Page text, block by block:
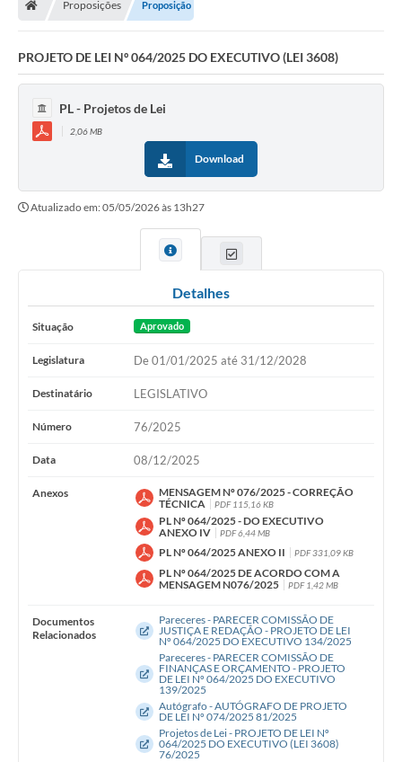
Legislação
Lei de Acesso à Informação
LGPD - Política de Privacidade
Diários Oficial
Arquivos para Download
Agenda
WebMail
FAQ / Perguntas e Respostas Frequentes
Proposições Proposição
PROJETO DE LEI Nº 064/2025 DO EXECUTIVO (LEI 3608)
PL - Projetos de Lei
2,06 MB
Download
Atualizado em: 05/05/2026 às 13h27
Detalhes
Situação Aprovado
Legislatura De 01/01/2025 até 31/12/2028
Destinatário LEGISLATIVO
Número 76/2025
Data 08/12/2025
Anexos
MENSAGEM Nº 076/2025 - CORREÇÃO
TÉCNICA
PDF 115,16 KB
PL Nº 064/2025 - DO EXECUTIVO
ANEXO IV
PDF 6,44 MB
PL Nº 064/2025 ANEXO II PDF 331,09 KB
PL Nº 064/2025 DE ACORDO COM A
MENSAGEM N076/2025
PDF 1,42 MB
Documentos
Relacionados
Pareceres - PARECER COMISSÃO DE
JUSTIÇA E REDAÇÃO - PROJETO DE LEI
Nº 064/2025 DO EXECUTIVO 134/2025
Pareceres - PARECER COMISSÃO DE
FINANÇAS E ORÇAMENTO - PROJETO
DE LEI Nº 064/2025 DO EXECUTIVO
139/2025
Autógrafo - AUTÓGRAFO DE PROJETO
DE LEI Nº 074/2025 81/2025
Projetos de Lei - PROJETO DE LEI Nº
064/2025 DO EXECUTIVO (LEI 3608)
76/2025